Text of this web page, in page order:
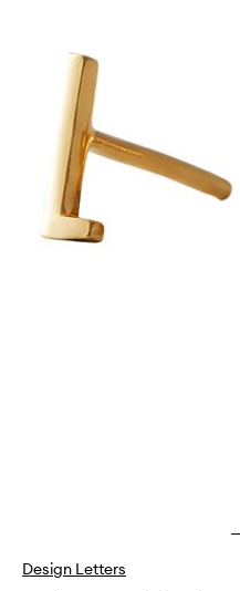
Design Letters